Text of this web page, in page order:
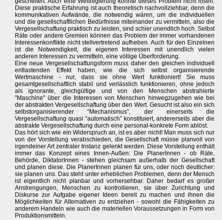
Diese praktische Erfahrung ist auch theoretisch nachvollziehbar, denn die
kommunikativen Aufwände, die notwendig wären, um die individuellen
und die gesellschaftlichen Bedürfnisse miteinander zu vermitteln, also die
Vergesellschaftung praktisch zu leisten, sind schier unendlich hoch. Selbst
Räte oder andere Gremien können das Problem der immer vorhandenen
Interessenkonflikte nicht stellvertretend aufheben. Auch für den Einzelnen
ist die Notwendigkeit, die eigenen Interessen mit unendlich vielen
anderen Interessen zu vermitteln, eine völlige Überforderung.
Eine neue Vergesellschaftungsform muss daher den gleichen individuell
entlastenden Effekt haben, wie die sich selbst organisierende
Wertmaschine - nur, dass sie ohne Wert funktioniert! Sie muss
gesamtgesellschaftlich stabil und verlässlich funktionieren, ohne jedoch
als ignorante, gleichgültige und von den Menschen abstrahierte
"Maschine" über die Interessen von Menschen hinwegzugehen wie bei
der abstrakten Vergesellschaftung über den Wert. Gesucht ist also ein sich
selbstorganisierender “Mechanismus”, der einerseits die
Vergesellschaftung quasi “automatisch” konstituiert, andererseits aber die
abstrakte Vergesellschaftung durch eine personal-konkrete Form ablöst.
Das hört sich wie ein Widerspruch an, ist es aber nicht! Man muss sich nur
von der Vorstellung verabschieden, die Gesellschaft müsse planvoll von
irgendeiner Art zentraler Instanz gelenkt werden. Diese Vorstellung enthält
immer das Konzept eines Innen-Außen: Die PlanerInnen - ob Räte,
Behörde, DiktatorInnen - stehen gleichsam außerhalb der Gesellschaft
und planen diese. Die PlanerInnen planen für uns, oder noch deutlicher:
sie planen uns. Das steht unter erheblichen Problemen, denn der Mensch
ist eigentlich nicht planbar und vorhersehbar. Daher bedarf es großer
Anstrengungen, Menschen zu kontrollieren, sie über Zurichtung und
Diskurse zur Aufgabe eigener Ideen bereit zu machen und ihnen die
Möglichkeiten für Alternativen zu entziehen - sowohl die Fähigkeiten zu
anderem Handeln wie auch die materiellen Voraussetzungen in Form von
Produktionsmitteln.